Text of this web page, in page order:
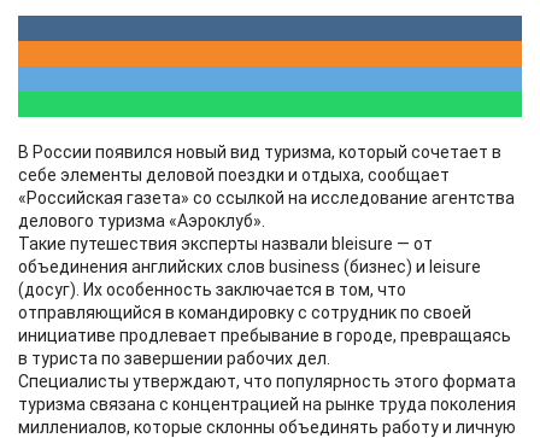
В России появился новый вид туризма, который сочетает в
себе элементы деловой поездки и отдыха, сообщает
«Российская газета» со ссылкой на исследование агентства
делового туризма «Аэроклуб».
Такие путешествия эксперты назвали bleisure — от
объединения английских слов business (бизнес) и leisure
(досуг). Их особенность заключается в том, что
отправляющийся в командировку с сотрудник по своей
инициативе продлевает пребывание в городе, превращаясь
в туриста по завершении рабочих дел.
Специалисты утверждают, что популярность этого формата
туризма связана с концентрацией на рынке труда поколения
миллениалов, которые склонны объединять работу и личную